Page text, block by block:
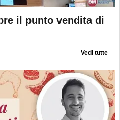
il punto vendita di
Vedi tutte